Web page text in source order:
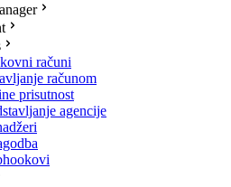
računi
računom
prisutnost
agencije